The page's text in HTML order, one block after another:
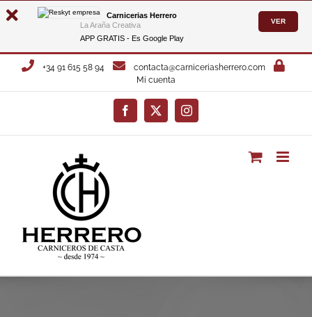
Carnicerias Herrero
La Araña Creativa
APP GRATIS - Es Google Play
VER
Saltar
+34 91 615 58 94
contacta@carniceriasherrero.com
Mi cuenta
Facebook
X Instagram